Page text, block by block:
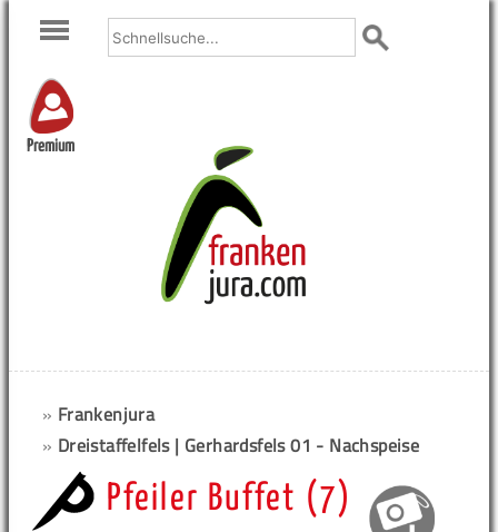
Premium
» Frankenjura
» Dreistaffelfels | Gerhardsfels 01 - Nachspeise
Pfeiler Buffet (7)